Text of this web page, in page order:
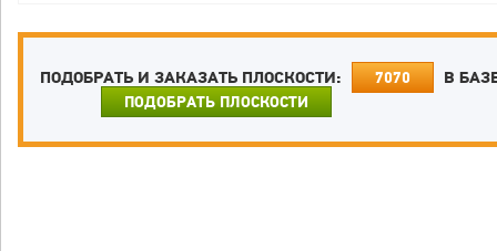
ПОДОБРАТЬ И ЗАКАЗАТЬ ПЛОСКОСТИ: 7070 В
ПОДОБРАТЬ ПЛОСКОСТИ